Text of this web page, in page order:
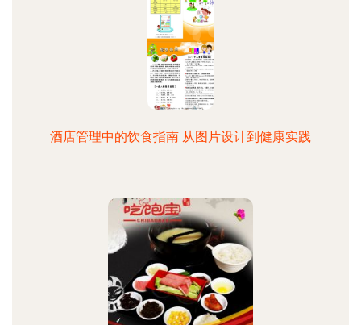
酒店管理中的饮食指南 从图片设计到健康实践